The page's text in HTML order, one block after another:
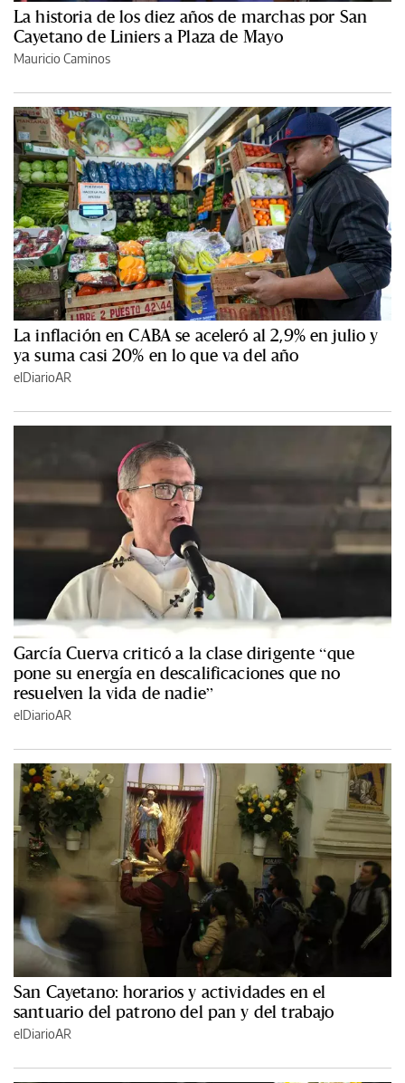
La historia de los diez años de marchas por San
Cayetano de Liniers a Plaza de Mayo
Mauricio Caminos
La inflación en CABA se aceleró al 2,9% en julio y
ya suma casi 20% en lo que va del año
elDiarioAR
García Cuerva criticó a la clase dirigente “que
pone su energía en descalificaciones que no
resuelven la vida de nadie”
elDiarioAR
San Cayetano: horarios y actividades en el
santuario del patrono del pan y del trabajo
elDiarioAR